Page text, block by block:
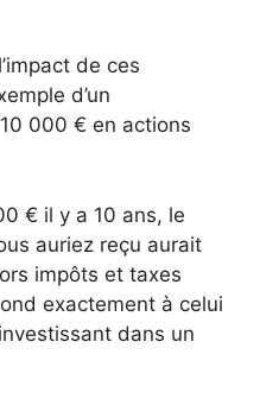
de ces
d’un
000 € en actions
€ il y a 10 ans, le
auriez reçu aurait
impôts et taxes
exactement à celui
dans un